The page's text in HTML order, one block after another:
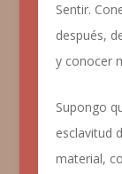
Sentir.
después,
y conocer
Supongo
esclavitud
material,